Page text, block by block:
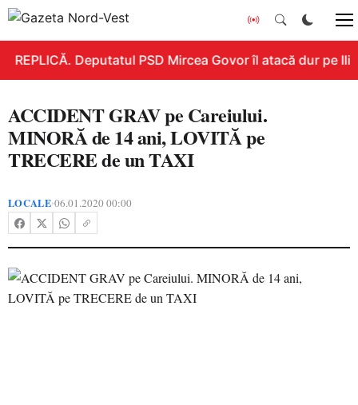
REPLICĂ. Deputatul PSD Mircea Govor îl atacă dur pe
ACCIDENT GRAV pe Careiului.
MINORĂ de 14 ani, LOVITĂ pe
TRECERE de un TAXI
LOCALE•06.01.2020 00:00